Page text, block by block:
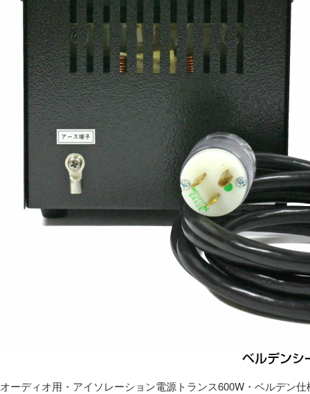
オーディオ用・アイソレーション電源トランス600W・ベルデン仕